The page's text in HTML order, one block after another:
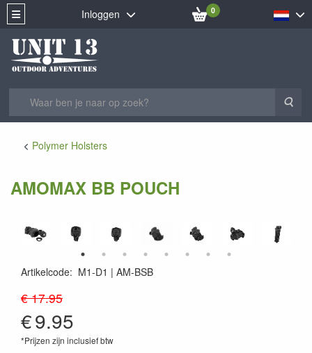
Inloggen 0
Polymer Holsters
AMOMAX BB POUCH
Artikelcode: M1-D1
AM-BSB
€ 17.95
€9.95
*Prijzen zijn inclusief btw